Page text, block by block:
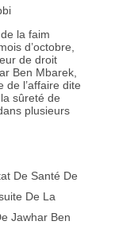
la faim
d’octobre,
de droit
Ben Mbarek,
de l’affaire dite
sûreté de
plusieurs
De Santé De
De La
Jawhar Ben